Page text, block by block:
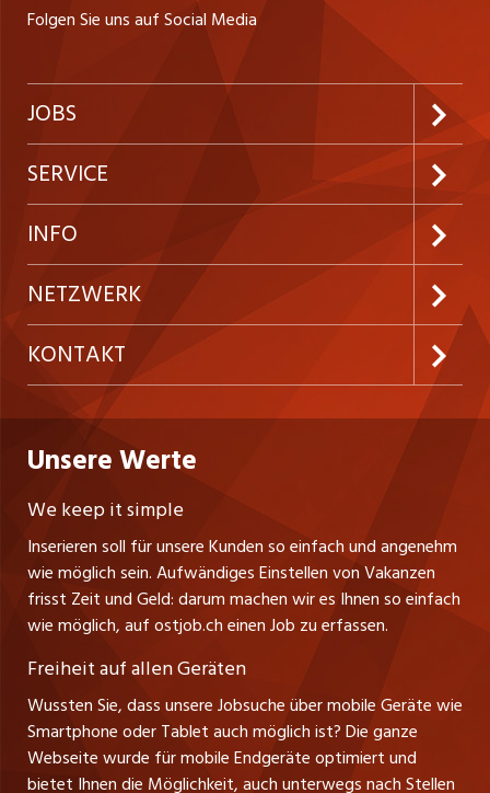
Folgen Sie uns auf Social Media
JOBS
Jobabo abonnieren
Neue Stellen
Festanstellungen
Temporäre Jobs
Freelance Jobs
Praktika
Führungspositionen
Management / Kader-Jobs
Top-Regionen
SERVICE
Kundenlogin
Inserieren
Firmen
Personalvermittler
INFO
Preise & Leistungen
AGB
Datenschutzerklärung
Nutzungsbedingungen
Stellenmeldepflicht
Schnittstelle
Impressum
NETZWERK
westjob.at
nicejob.de
myjob.ch
zentraljob.ch
jobbasel.ch
jobbern.ch
jobmittelland.ch
jobzüri.ch
schaffu.ch (VS)
KONTAKT
CH Media Classifieds AG
Fürstenlandstrasse 122
CH-9001 St. Gallen
Tel. +41 71 272 73 80
info@ostjob.ch/inserate@ostjob.ch
Henrik Jasek
Leiter ostjob.ch
Fredy Pillinger
Christoph Walzl
Verkauf und Beratung
Unsere Werte
We keep it simple
Inserieren soll für unsere Kunden so einfach und angenehm
wie möglich sein. Aufwändiges Einstellen von Vakanzen
frisst Zeit und Geld: darum machen wir es Ihnen so einfach
wie möglich, auf ostjob.ch einen Job zu erfassen.
Freiheit auf allen Geräten
Wussten Sie, dass unsere Jobsuche über mobile Geräte wie
Smartphone oder Tablet auch möglich ist? Die ganze
Webseite wurde für mobile Endgeräte optimiert und
bietet Ihnen die Möglichkeit, auch unterwegs nach Stellen